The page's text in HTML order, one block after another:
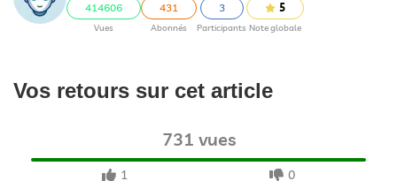
414606
Vues
431
Abonnés
3
Participants
5
Note globale
Vos retours sur cet article
731 vues
1 0